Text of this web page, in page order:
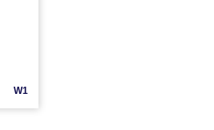
W1